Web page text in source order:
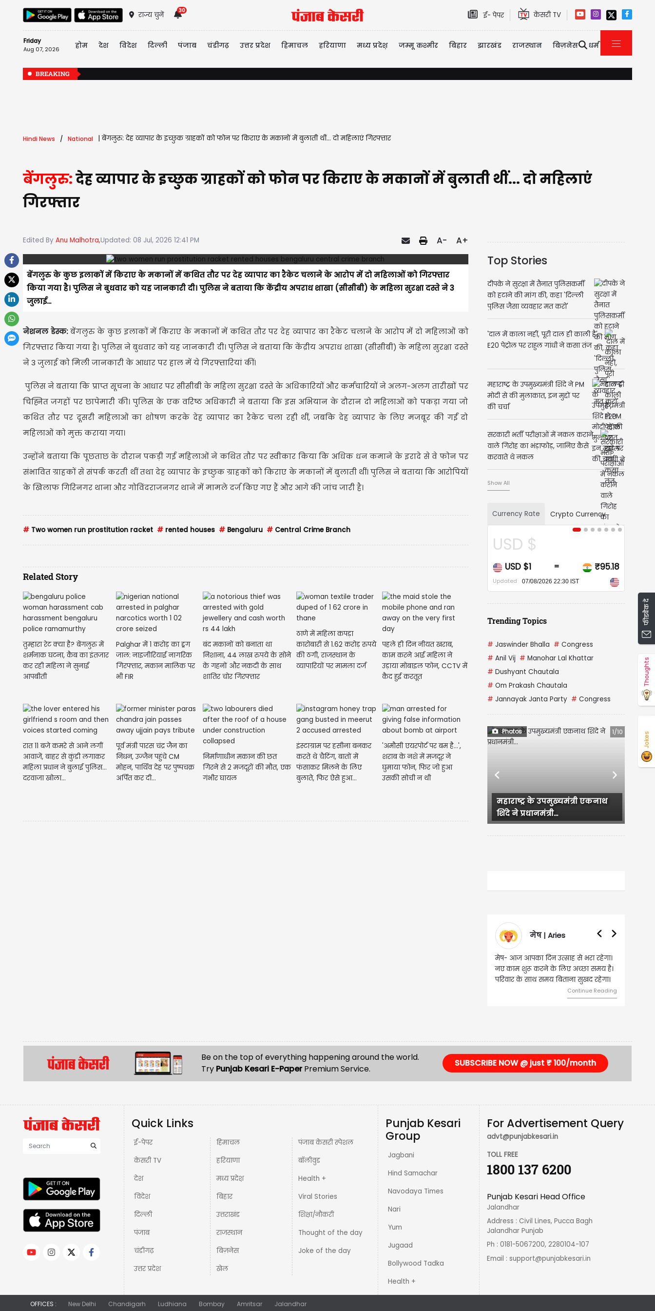
राज्य चुनें
30
ई- पेपर केसरी TV
Friday
Aug 07, 2026 होम देश विदेश दिल्ली पंजाब चंडीगढ़ उत्तर प्रदेश हिमाचल हरियाणा मध्य प्रदेश़ जम्मू कश्मीर बिहार झारखंड राजस्थान बिज़नेस धर्म
BREAKING
Hindi News National |बेंगलुरु: देह व्यापार के इच्छुक ग्राहकों को फोन पर किराए के मकानों में बुलाती थीं... दो महिलाएं गिरफ्तार
बेंगलुरु:देह व्यापार के इच्छुक ग्राहकों को फोन पर किराए के मकानों में बुलाती थीं... दो महिलाएं
गिरफ्तार
Edited By Anu Malhotra,Updated: 08 Jul, 2026 12:41 PM A- A+
बेंगलुरु के कुछ इलाकों में किराए के मकानों में कथित तौर पर देह व्यापार का रैकेट चलाने के आरोप में दो महिलाओं को गिरफ्तार
किया गया है। पुलिस ने बुधवार को यह जानकारी दी। पुलिस ने बताया कि केंद्रीय अपराध शाखा (सीसीबी) के महिला सुरक्षा दस्ते ने 3
जुलाई...
नेशनल डेस्क:बेंगलुरु के कुछ इलाकों में किराए के मकानों में कथित तौर पर देह व्यापार का रैकेट चलाने के आरोप में दो महिलाओं को
गिरफ्तार किया गया है। पुलिस ने बुधवार को यह जानकारी दी। पुलिस ने बताया कि केंद्रीय अपराध शाखा (सीसीबी) के महिला सुरक्षा दस्ते
ने 3 जुलाई को मिली जानकारी के आधार पर हाल में ये गिरफ्तारियां कीं।
पुलिस ने बताया कि प्राप्त सूचना के आधार पर सीसीबी के महिला सुरक्षा दस्ते के अधिकारियों और कर्मचारियों ने अलग-अलग तारीखों पर
चिह्नित जगहों पर छापेमारी की। पुलिस के एक वरिष्ठ अधिकारी ने बताया कि इस अभियान के दौरान दो महिलाओं को पकड़ा गया जो
कथित तौर पर दूसरी महिलाओं का शोषण करके देह व्यापार का रैकेट चला रही थीं, जबकि देह व्यापार के लिए मजबूर की गईं दो
महिलाओं को मुक्त कराया गया।
उन्होंने बताया कि पूछताछ के दौरान पकड़ी गई महिलाओं ने कथित तौर पर स्वीकार किया कि अधिक धन कमाने के इरादे से वे फोन पर
संभावित ग्राहकों से संपर्क करती थीं तथा देह व्यापार के इच्छुक ग्राहकों को किराए के मकानों में बुलाती थीं। पुलिस ने बताया कि आरोपियों
के खिलाफ गिरिनगर थाना और गोविंदराजनगर थाने में मामले दर्ज किए गए हैं और आगे की जांच जारी है।
# Two women run prostitution racket # rented houses # Bengaluru # Central Crime Branch
Related Story
तुम्हारा रेट क्या है? बेंगलुरु में
शर्मनाक घटना, कैब का इंतजार
कर रही महिला ने सुनाई
आपबीती
Palghar में 1 करोड़ का ड्रग
जाल: नाइजीरियाई नागरिक
गिरफ्तार, मकान मालिक पर
भी FIR
बंद मकानों को बनाता था
निशाना, 44 लाख रुपये के सोने
के गहनों और नकदी के साथ
शातिर चोर गिरफ्तार
ठाणे में महिला कपड़ा
कारोबारी से 1.62 करोड़ रुपये
की ठगी, राजस्थान के
व्यापारियों पर मामला दर्ज
पहले ही दिन नीयत खराब,
काम करने आई महिला ने
उड़ाया मोबाइल फोन, CCTV में
कैद हुई करतूत
रात 11 बजे कमरे से आने लगीं
आवाजें, बाहर से कुंडी लगाकर
महिला प्रधान ने बुलाई पुलिस...
दरवाजा खोला...
पूर्व मंत्री पारस चंद्र जैन का
निधन, उज्जैन पहुंचे CM
मोहन, पार्थिव देह पर पुष्पचक्र
अर्पित कर दी...
निर्माणाधीन मकान की छत
गिरने से 2 मजदूरों की मौत, एक
गंभीर घायल
इंस्टाग्राम पर हसीना बनकर
करते थे चैटिंग, बातों में
फंसाकर मिलने के लिए
बुलाते, फिर ऐसे हुआ...
'अमौसी एयरपोर्ट पर बम है...',
शराब के नशे में मजदूर ने
घुमाया फोन, फिर जो हुआ
उसकी सोची न थी
Top Stories
दीपके ने सुरक्षा में तैनात पुलिसकर्मी
को हटाने की मांग की, कहा 'दिल्ली
पुलिस जैसा व्यवहार मत करो'
'दाल में काला नहीं, पूरी दाल ही काली है',
E20 पेट्रोल पर राहुल गांधी ने कसा तंज
महाराष्ट्र के उपमुख्यमंत्री शिंदे ने PM
मोदी से की मुलाकात, इन मुद्दों पर
की चर्चा
सरकारी भर्ती परीक्षाओं में नकल कराने
वाले गिरोह का भंड़ाफोड़, जानिए कैसे
करवाते थे नकल
Show All
Currency Rate Crypto Currency
USD $
USD $1 = ₹95.18
Updated 07/08/2026 22:30 IST
Trending Topics
# Jaswinder Bhalla # Congress
# Anil Vij # Manohar Lal Khattar
# Dushyant Chautala
# Om Prakash Chautala
# Jannayak Janta Party # Congress
Photos 1/10
महाराष्ट्र के उपमुख्यमंत्री एकनाथ
शिंदे ने प्रधानमंत्री...
Previous Next
मेष | Aries
मेष- आज आपका दिन उत्साह से भरा रहेगा।
नए काम शुरू करने के लिए अच्छा समय है।
परिवार के साथ समय बिताना सुखद रहेगा।
Continue Reading
समझकर...
Be on the top of everything happening around the world.
SUBSCRIBE NOW @ just ₹ 100/month
Quick Links
ई-पेपर
केसरी TV
देश
विदेश
दिल्ली
पंजाब
चंडीगढ़
हिमाचल
हरियाणा
मध्य प्रदेश़
बिहार
उत्तराखंड
राजस्थान
बिज़नेस
पंजाब केसरी स्पेशल
बॉलीवुड
Health +
Viral Stories
शिक्षा/नौकरी
Thought of the day
Punjab Kesari
Group
Jagbani
Hind Samachar
Navodaya Times
Nari
Yum
Jugaad
Bollywood Tadka
For Advertisement Query
advt@punjabkesari.in
TOLL FREE
1800 137 6200
Punjab Kesari Head Office
Jalandhar
Address : Civil Lines, Pucca Bagh
Ph : 0181-5067200, 2280104-107
फीडबैक दें
Thoughts
Jokes